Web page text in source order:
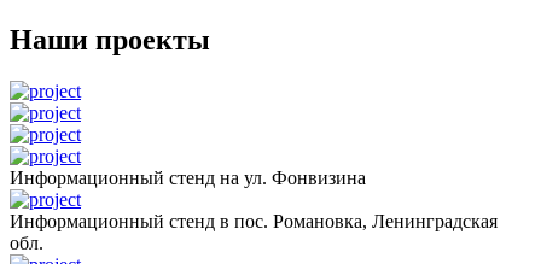
Наши проекты
Информационный стенд на ул. Фонвизина
Информационный стенд в пос. Романовка, Ленинградская
обл.